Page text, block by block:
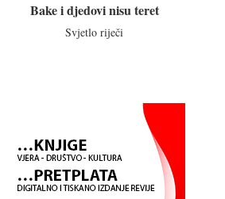
Bake i djedovi nisu teret
Svjetlo riječi